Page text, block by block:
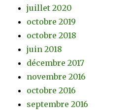
juillet 2020
octobre 2019
octobre 2018
juin 2018
décembre 2017
novembre 2016
octobre 2016
septembre 2016